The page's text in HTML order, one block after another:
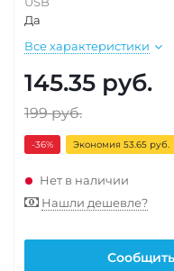
Да
Все характеристики
145.35 руб.
199руб.
-36% Экономия 53.65 руб.
Нет в наличии
Нашли дешевле?